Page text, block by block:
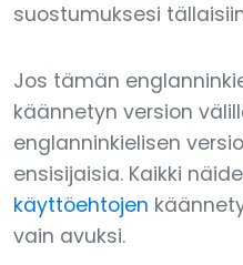
suostumuksesi
Jos tämän
käännetyn version
englanninkielisen
ensisijaisia. Kaikki
käyttöehtojen
vain avuksi.